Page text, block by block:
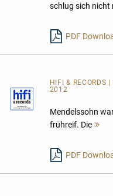
schlug sich nicht
PDF
HIFI & RECORDS
2012
Mendelssohn
frühreif. Die
PDF